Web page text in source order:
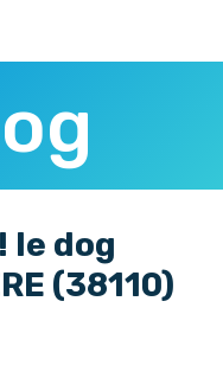
le dog
(38110)